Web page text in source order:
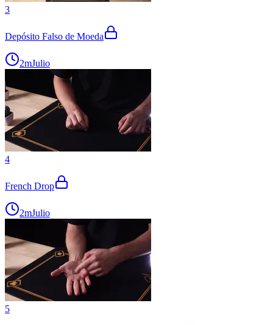
3
Depósito Falso de Moeda
2mJulio
4
French Drop
2mJulio
5